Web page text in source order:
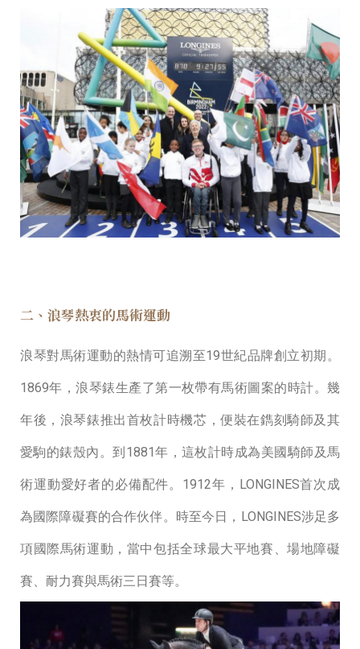
二、浪琴熱衷的馬術運動
浪琴對⾺術運動的熱情可追溯⾄19世紀品牌創立初期。
1869年，浪琴錶⽣產了第⼀枚帶有⾺術圖案的時計。幾
年後，浪琴錶推出⾸枚計時機芯，便裝在鐫刻騎師及其
愛駒的錶殼內。到1881年，這枚計時成為美國騎師及⾺
術運動愛好者的必備配件。1912年，LONGINES⾸次成
為國際障礙賽的合作伙伴。時⾄今⽇，LONGINES涉⾜多
項國際⾺術運動，當中包括全球最⼤平地賽、場地障礙
賽、耐⼒賽與⾺術三⽇賽等。